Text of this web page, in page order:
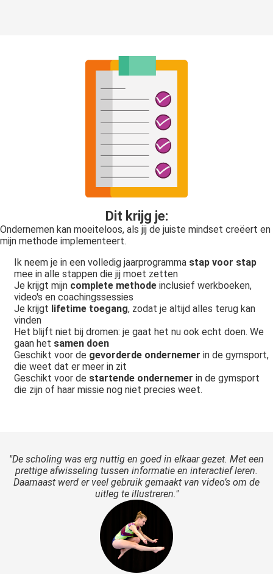
Dit krijg je:
Ondernemen kan moeiteloos, als jij de juiste mindset creëert en
mijn methode implementeert.
Ik neem je in een volledig jaarprogramma stap voor stap
mee in alle stappen die jij moet zetten
Je krijgt mijn complete methode inclusief werkboeken,
video's en coachingssessies
Je krijgt lifetime toegang, zodat je altijd alles terug kan
vinden
Het blijft niet bij dromen: je gaat het nu ook echt doen. We
gaan het samen doen
Geschikt voor de gevorderde ondernemer in de gymsport,
die weet dat er meer in zit
Geschikt voor de startende ondernemer in de gymsport
die zijn of haar missie nog niet precies weet.
"De scholing was erg nuttig en goed in elkaar gezet. Met een
prettige afwisseling tussen informatie en interactief leren.
Daarnaast werd er veel gebruik gemaakt van video’s om de
uitleg te illustreren."